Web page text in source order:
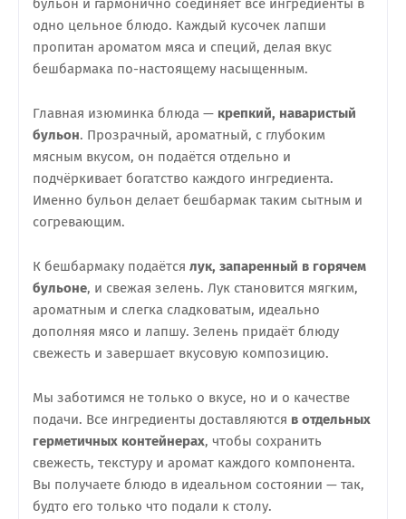
бульон и гармонично соединяет все ингредиенты в
одно цельное блюдо. Каждый кусочек лапши
пропитан ароматом мяса и специй, делая вкус
бешбармака по-настоящему насыщенным.
Главная изюминка блюда — крепкий, наваристый
бульон. Прозрачный, ароматный, с глубоким
мясным вкусом, он подаётся отдельно и
подчёркивает богатство каждого ингредиента.
Именно бульон делает бешбармак таким сытным и
согревающим.
К бешбармаку подаётся лук, запаренный в горячем
бульоне, и свежая зелень. Лук становится мягким,
ароматным и слегка сладковатым, идеально
дополняя мясо и лапшу. Зелень придаёт блюду
свежесть и завершает вкусовую композицию.
Мы заботимся не только о вкусе, но и о качестве
подачи. Все ингредиенты доставляются в отдельных
герметичных контейнерах, чтобы сохранить
свежесть, текстуру и аромат каждого компонента.
Вы получаете блюдо в идеальном состоянии — так,
будто его только что подали к столу.